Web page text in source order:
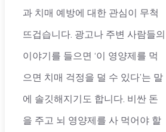
과 치매 예방에 대한 관심이 무척
뜨겁습니다. 광고나 주변 사람들의
이야기를 들으면 ‘이 영양제를 먹
으면 치매 걱정을 덜 수 있다’는 말
에 솔깃해지기도 합니다. 비싼 돈
을 주고 뇌 영양제를 사 먹어야 할